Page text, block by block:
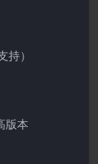
）
版本